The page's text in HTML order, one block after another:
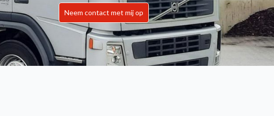
Neem contact met mij op